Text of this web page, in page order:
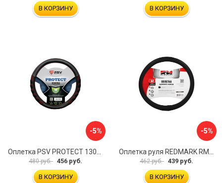
В КОРЗИНУ В КОРЗИНУ
-5%
Оплетка PSV PROTECT 130503
480 руб. 456 руб.
В КОРЗИНУ
-5%
Оплетка руля REDMARK RM78002
462 руб. 439 руб.
В КОРЗИНУ